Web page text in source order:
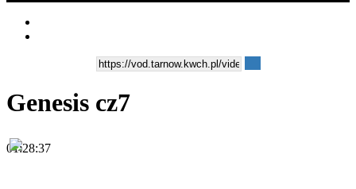
Genesis cz7
01:28:37